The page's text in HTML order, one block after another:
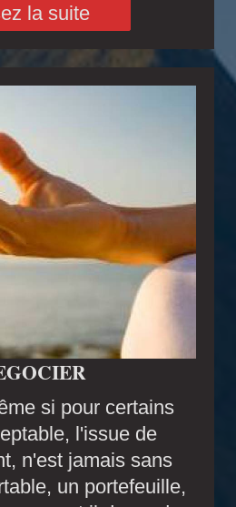
la suite
si pour certains
l'issue de
n'est jamais sans
un portefeuille,